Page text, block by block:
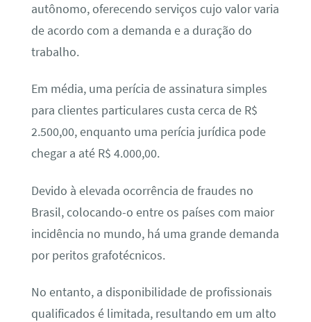
autônomo, oferecendo serviços cujo valor varia
de acordo com a demanda e a duração do
trabalho.
Em média, uma perícia de assinatura simples
para clientes particulares custa cerca de R$
2.500,00, enquanto uma perícia jurídica pode
chegar a até R$ 4.000,00.
Devido à elevada ocorrência de fraudes no
Brasil, colocando-o entre os países com maior
incidência no mundo, há uma grande demanda
por peritos grafotécnicos.
No entanto, a disponibilidade de profissionais
qualificados é limitada, resultando em um alto